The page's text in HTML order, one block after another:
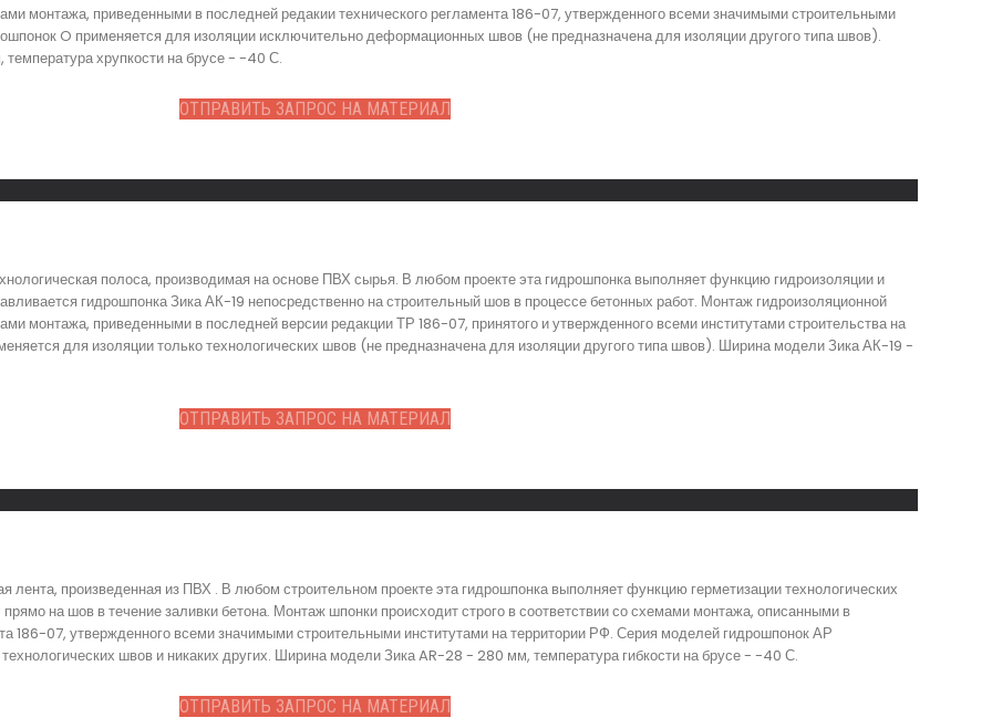
монтажа, приведенными в последней редакии технического регламента 186-07, утвержденного всеми значимыми строительными
O применяется для изоляции исключительно деформационных швов (не предназначена для изоляции другого типа швов).
хрупкости на брусе - -40 С.
ОТПРАВИТЬ ЗАПРОС НА МАТЕРИАЛ
полоса, производимая на основе ПВХ сырья. В любом проекте эта гидрошпонка выполняет функцию гидроизоляции и
гидрошпонка Зика АК-19 непосредственно на строительный шов в процессе бетонных работ. Монтаж гидроизоляционной
монтажа, приведенными в последней версии редакции ТР 186-07, принятого и утвержденного всеми институтами строительства на
для изоляции только технологических швов (не предназначена для изоляции другого типа швов). Ширина модели Зика АК-19 -
ОТПРАВИТЬ ЗАПРОС НА МАТЕРИАЛ
лента, произведенная из ПВХ . В любом строительном проекте эта гидрошпонка выполняет функцию герметизации технологических
на шов в течение заливки бетона. Монтаж шпонки происходит строго в соответствии со схемами монтажа, описанными в
186-07, утвержденного всеми значимыми строительными институтами на территории РФ. Серия моделей гидрошпонок АР
швов и никаких других. Ширина модели Зика AR-28 - 280 мм, температура гибкости на брусе - -40 С.
ОТПРАВИТЬ ЗАПРОС НА МАТЕРИАЛ